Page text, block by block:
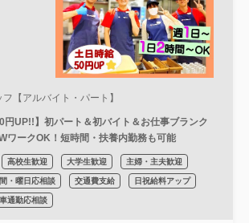
【アルバイト・パート】
円UP!!】初パート＆初バイト＆お仕事ブランク
ワークOK！短時間・扶養内勤務も可能
高校生歓迎 大学生歓迎 主婦・主夫歓迎
・曜日応相談 交通費支給 日祝給料アップ
車通勤応相談